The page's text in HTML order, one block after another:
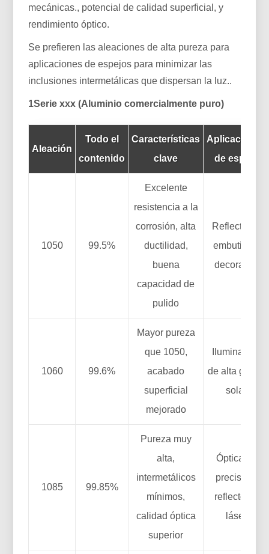
mecánicas., potencial de calidad superficial, y
rendimiento óptico.
Se prefieren las aleaciones de alta pureza para
aplicaciones de espejos para minimizar las
inclusiones intermetálicas que dispersan la luz..
1Serie xxx (Aluminio comercialmente puro)
Aleación
Todo el
contenido
Características
clave
Aplicaciones
de espejo
1050 99.5%
Excelente
resistencia a la
corrosión, alta
ductilidad,
buena
capacidad de
pulido
Reflectores
embutidos,
decorativo
1060 99.6%
Mayor pureza
que 1050,
acabado
superficial
mejorado
Iluminación
de alta gama,
solar
1085 99.85%
Pureza muy
alta,
intermetálicos
mínimos,
calidad óptica
superior
Óptica de
precisión,
reflectores
láser